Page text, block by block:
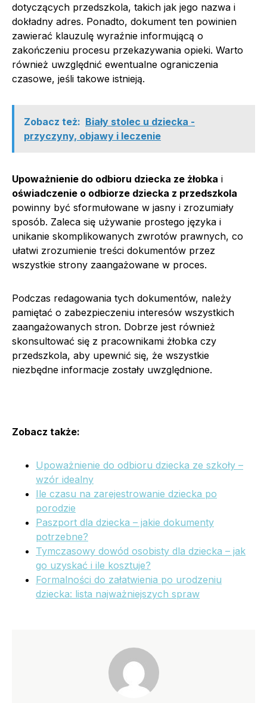
dotyczących przedszkola, takich jak jego nazwa i
dokładny adres. Ponadto, dokument ten powinien
zawierać klauzulę wyraźnie informującą o
zakończeniu procesu przekazywania opieki. Warto
również uwzględnić ewentualne ograniczenia
czasowe, jeśli takowe istnieją.
Zobacz też: Biały stolec u dziecka -
przyczyny, objawy i leczenie
Upoważnienie do odbioru dziecka ze żłobka i
oświadczenie o odbiorze dziecka z przedszkola
powinny być sformułowane w jasny i zrozumiały
sposób. Zaleca się używanie prostego języka i
unikanie skomplikowanych zwrotów prawnych, co
ułatwi zrozumienie treści dokumentów przez
wszystkie strony zaangażowane w proces.
Podczas redagowania tych dokumentów, należy
pamiętać o zabezpieczeniu interesów wszystkich
zaangażowanych stron. Dobrze jest również
skonsultować się z pracownikami żłobka czy
przedszkola, aby upewnić się, że wszystkie
niezbędne informacje zostały uwzględnione.
Zobacz także:
Upoważnienie do odbioru dziecka ze szkoły –
wzór idealny
Ile czasu na zarejestrowanie dziecka po
porodzie
Paszport dla dziecka – jakie dokumenty
potrzebne?
Tymczasowy dowód osobisty dla dziecka – jak
go uzyskać i ile kosztuje?
Formalności do załatwienia po urodzeniu
dziecka: lista najważniejszych spraw